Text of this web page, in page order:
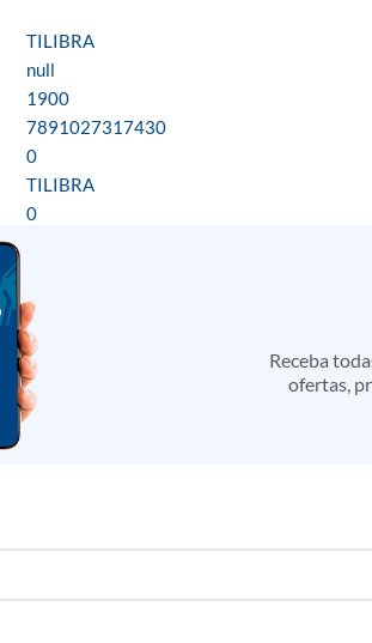
TILIBRA
null
1900
7891027317430
0
TILIBRA
0
Receba
ofertas,